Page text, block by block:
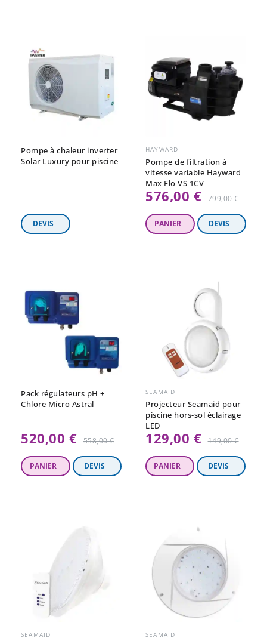
Pompe à chaleur inverter
Solar Luxury pour piscine
HAYWARD
Pompe de filtration à
vitesse variable Hayward
Max Flo VS 1CV
576,00 € Prix
​​
régulier
799,00 €
Pack régulateurs pH +
Chlore Micro Astral
520,00 € Prix
​​
régulier
558,00 €
SEAMAID
Projecteur Seamaid pour
piscine hors-sol éclairage
LED
129,00 € Prix
​​
régulier
149,00 €
SEAMAID SEAMAID